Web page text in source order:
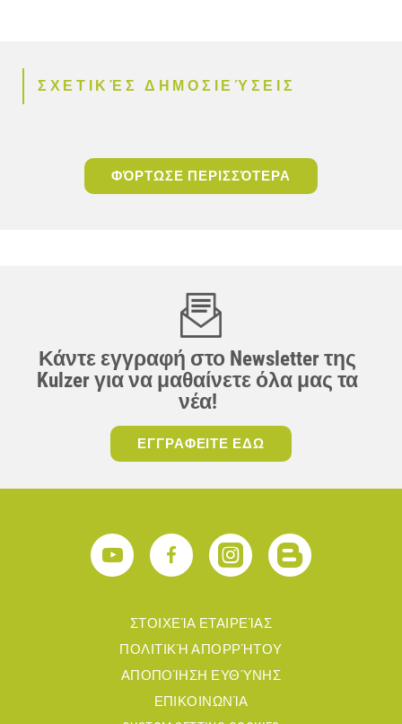
ΣΧΕΤΙΚΈΣ ΔΗΜΟΣΙΕΎΣΕΙΣ
ΦΌΡΤΩΣΕ ΠΕΡΙΣΣΌΤΕΡΑ
Κάντε εγγραφή στο Newsletter της
Kulzer για να μαθαίνετε όλα μας τα
νέα!
ΕΓΓΡΑΦΕΙΤΕ ΕΔΩ
ΣΤΟΙΧΕΊΑ ΕΤΑΙΡΕΊΑΣ
ΠΟΛΙΤΙΚΉ ΑΠΟΡΡΉΤΟΥ
ΑΠΟΠΟΊΗΣΗ ΕΥΘΎΝΗΣ
ΕΠΙΚΟΙΝΩΝΊΑ